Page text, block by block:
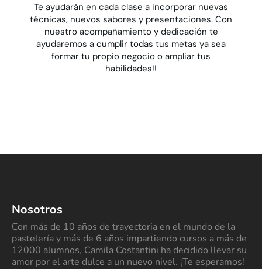
Te ayudarán en cada clase a incorporar nuevas
técnicas, nuevos sabores y presentaciones. Con
nuestro acompañamiento y dedicación te
ayudaremos a cumplir todas tus metas ya sea
formar tu propio negocio o ampliar tus
habilidades!!
Nosotros
Con más de 10 años de trayectoria en el mundo de la
pastelería y más de 6 años impartiendo cursos a más de
12000 alumnos, Camila Costantini ha decidido llevar su
amor por el arte dulce a un nuevo nivel. ¡Te esperamos!